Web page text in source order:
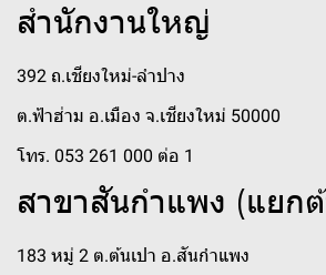
สำนักงานใหญ่
392 ถ.เชียงใหม่-ลำปาง
ต.ฟ้าฮ่าม อ.เมือง จ.เชียงใหม่ 50000
โทร. 053 261 000 ต่อ 1
สาขาสันกำแพง (แยก
183 หมู่ 2 ต.ต้นเปา อ.สันกำแพง